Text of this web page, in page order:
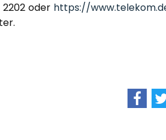
2202 oder https://